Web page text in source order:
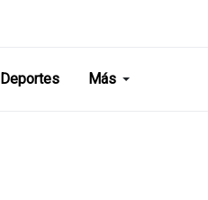
Deportes Más